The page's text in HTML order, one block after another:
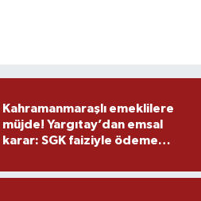
Kahramanmaraşlı emeklilere
müjde! Yargıtay’dan emsal
karar: SGK faiziyle ödeme